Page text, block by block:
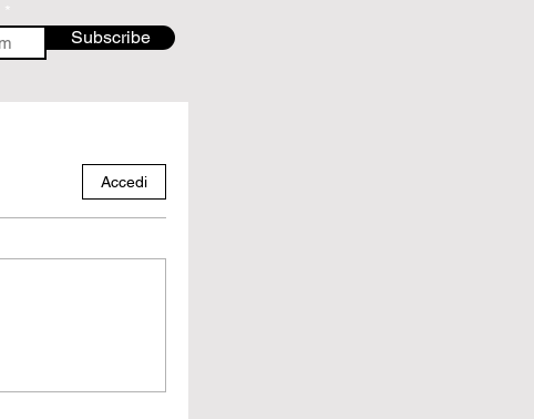
Subscribe
Accedi